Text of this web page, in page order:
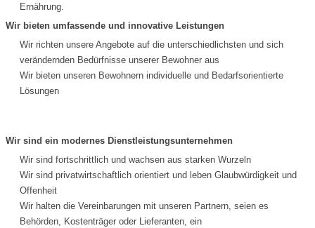
Ernährung.
Wir bieten umfassende und innovative Leistungen
Wir richten unsere Angebote auf die unterschiedlichsten und sich
verändernden Bedürfnisse unserer Bewohner aus
Wir bieten unseren Bewohnern individuelle und Bedarfsorientierte
Lösungen
Wir sind ein modernes Dienstleistungsunternehmen
Wir sind fortschrittlich und wachsen aus starken Wurzeln
Wir sind privatwirtschaftlich orientiert und leben Glaubwürdigkeit und
Offenheit
Wir halten die Vereinbarungen mit unseren Partnern, seien es
Behörden, Kostenträger oder Lieferanten, ein